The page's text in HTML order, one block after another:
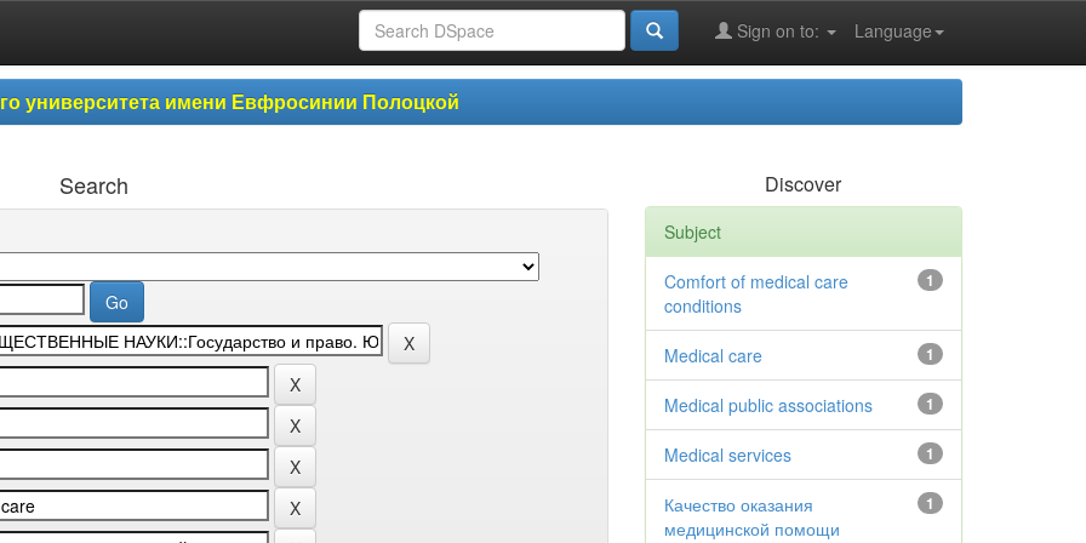
Language
Sign on to:
университета имени Евфросинии Полоцкой
Search Discover
Subject
1
Comfort of medical care
conditions
1
Medical care
1
Medical public associations
1
Medical services
1
Качество оказания
медицинской помощи